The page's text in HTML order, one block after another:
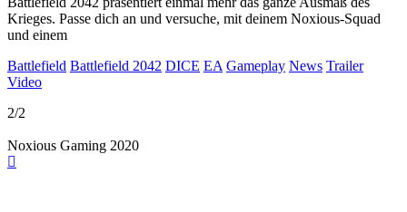
Krieges. Passe dich an und versuche, mit deinem Noxious-Squad
und einem
Battlefield Battlefield 2042 DICE EA Gameplay News Trailer
Video
2/2
Noxious Gaming 2020